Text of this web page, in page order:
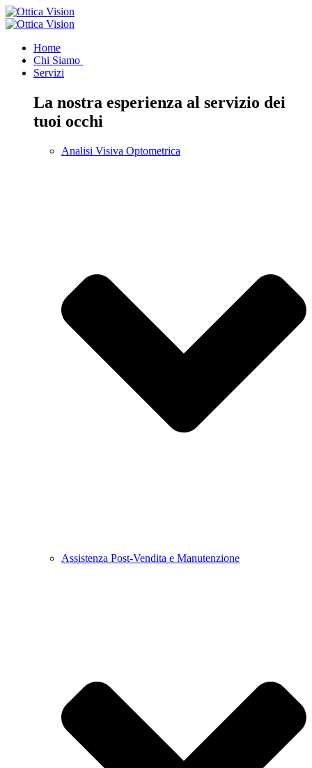
Home
Chi Siamo
Servizi
La nostra esperienza al servizio dei
tuoi occhi
Analisi Visiva Optometrica
Assistenza Post-Vendita e Manutenzione